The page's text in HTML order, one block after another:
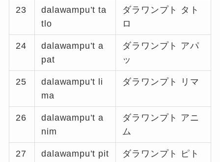
23
dalawampu’t ta
tlo
ダラワンプト タト
ロ
24
dalawampu’t a
pat
ダラワンプト アパ
ッ
25
dalawampu’t li
ma
ダラワンプト リマ
26
dalawampu’t a
nim
ダラワンプト アニ
ム
27
dalawampu’t pit
ダラワンプト ピト